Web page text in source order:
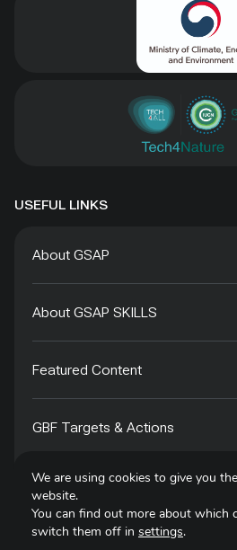
USEFUL LINKS
About GSAP
About GSAP SKILLS
Featured Content
GBF Targets & Actions
Tech4Species
We are using cookies to give you
website.
You can find out more about which
switch them off in settings.